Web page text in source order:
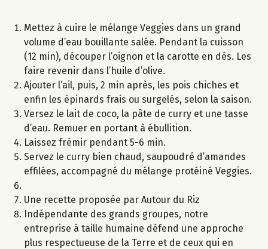
Mettez à cuire le mélange Veggies dans un grand
volume d’eau bouillante salée. Pendant la cuisson
(12 min), découper l’oignon et la carotte en dés. Les
faire revenir dans l’huile d’olive.
Ajouter l’ail, puis, 2 min après, les pois chiches et
enfin les épinards frais ou surgelés, selon la saison.
Versez le lait de coco, la pâte de curry et une tasse
d’eau. Remuer en portant à ébullition.
Laissez frémir pendant 5-6 min.
Servez le curry bien chaud, saupoudré d’amandes
effilées, accompagné du mélange protéiné Veggies.
Une recette proposée par Autour du Riz
Indépendante des grands groupes, notre
entreprise à taille humaine défend une approche
plus respectueuse de la Terre et de ceux qui en